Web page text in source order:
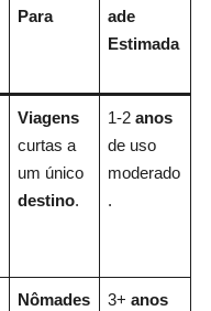
Para
ade
Estimada
Viagens
curtas a
um único
destino.
1-2anos
de uso
moderado
.
Nômades
3+anos